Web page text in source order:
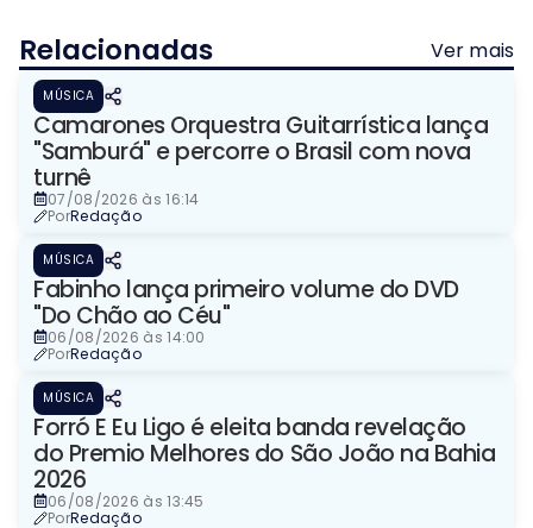
Relacionadas Ver mais
MÚSICA
Camarones Orquestra Guitarrística lança
"Samburá" e percorre o Brasil com nova
turnê
07/08/2026 às 16:14
PorRedação
MÚSICA
Fabinho lança primeiro volume do DVD
"Do Chão ao Céu"
06/08/2026 às 14:00
PorRedação
MÚSICA
Forró E Eu Ligo é eleita banda revelação
do Premio Melhores do São João na Bahia
2026
06/08/2026 às 13:45
PorRedação